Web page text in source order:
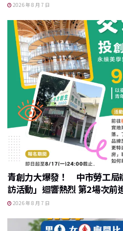
2026 年 8 月 7 日
青創力大爆發！ 中市勞工局
訪活動」迴響熱烈 第2場次前
2026 年 8 月 7 日